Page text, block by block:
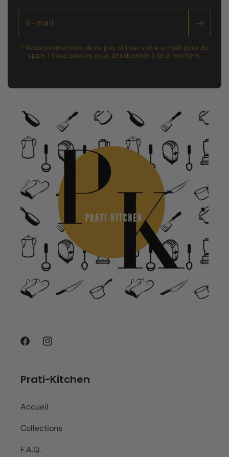
E-mail
* Nous promettons de ne pas utiliser votre e-mail pour du
spam ! Vous pouvez vous désabonner à tout moment.
FacebookInstagram
Prati-Kitchen
Accueil
Collections
F.A.Q.